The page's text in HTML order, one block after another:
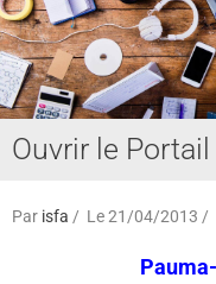
Ouvrir le Portail
Par isfa Le 21/04/2013